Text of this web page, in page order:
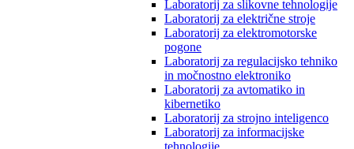
Laboratorij za slikovne tehnologije
Laboratorij za električne stroje
Laboratorij za elektromotorske
pogone
Laboratorij za regulacijsko tehniko
in močnostno elektroniko
Laboratorij za avtomatiko in
kibernetiko
Laboratorij za strojno inteligenco
Laboratorij za informacijske
tehnologije